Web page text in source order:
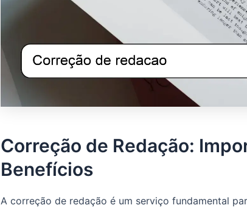
Correção de Redação:
Benefícios
A correção de redação é um serviço fundamental